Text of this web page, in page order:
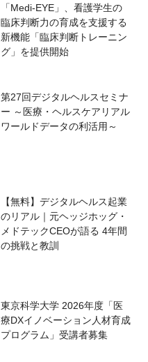
「Medi-EYE」、看護学生の
臨床判断力の育成を支援する
新機能「臨床判断トレーニン
グ」を提供開始
第27回デジタルヘルスセミナ
ー ～医療・ヘルスケアリアル
ワールドデータの利活用～
【無料】デジタルヘルス起業
のリアル｜元ヘッジホッグ・
メドテックCEOが語る 4年間
の挑戦と教訓
東京科学大学 2026年度「医
療DXイノベーション人材育成
プログラム」受講者募集